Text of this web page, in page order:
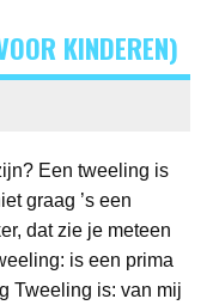
KINDEREN)
Een tweeling is
graag ’s een
dat zie je meteen
is een prima
Tweeling is: van mij